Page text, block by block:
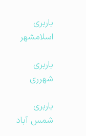
باربری
اسلامشهر
باربری
شهرری
باربری
شمس آباد